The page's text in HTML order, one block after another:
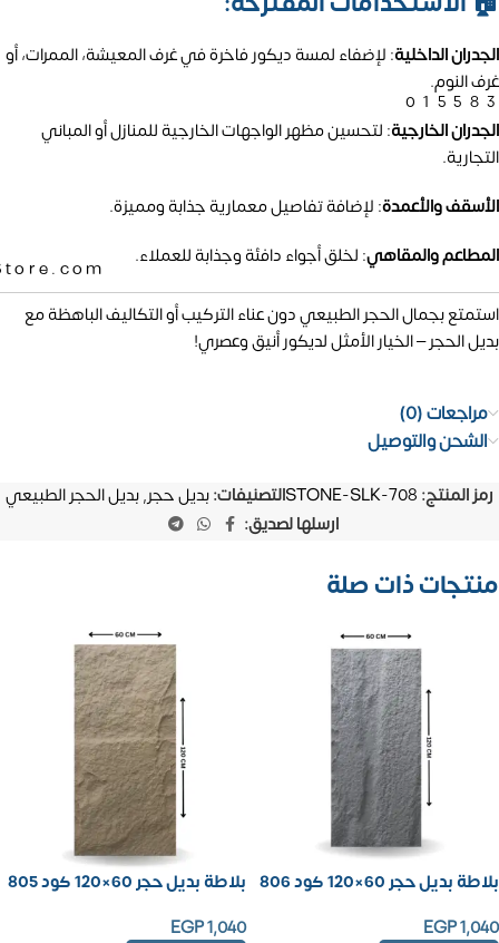
الجدران الداخلية: لإضفاء لمسة ديكور فاخرة في غرف المعيشة، الممرات، أو
غرف النوم.
الجدران الخارجية: لتحسين مظهر الواجهات الخارجية للمنازل أو المباني
التجارية.
الأسقف والأعمدة: لإضافة تفاصيل معمارية جذابة ومميزة.
المطاعم والمقاهي: لخلق أجواء دافئة وجذابة للعملاء.
استمتع بجمال الحجر الطبيعي دون عناء التركيب أو التكاليف الباهظة مع
بديل الحجر – الخيار الأمثل لديكور أنيق وعصري!
مراجعات (0)
الشحن والتوصيل
رمز المنتج: STONE-SLK-708التصنيفات:بديل حجر,بديل الحجر الطبيعي
ارسلها لصديق:
منتجات ذات صلة
بلاطة بديل حجر 60×120 كود 806
EGP1,040
بلاطة بديل حجر 60×120 كود 805
EGP1,040